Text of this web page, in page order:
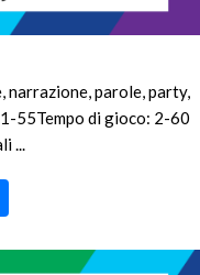
narrazione, parole, party,
55Tempo di gioco: 2-60